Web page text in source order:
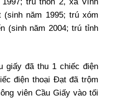
(sinh năm 1995; trú xóm
(sinh năm 2004; trú tỉnh
giấy đã thu 1 chiếc điện
điện thoại Đạt đã trộm
viên Cầu Giấy vào tối